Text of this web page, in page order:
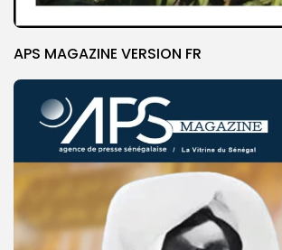
APS MAGAZINE VERSION FR